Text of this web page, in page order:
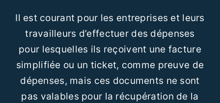
Il est courant pour les entreprises et leurs
travailleurs d’effectuer des dépenses
pour lesquelles ils reçoivent une facture
simplifiée ou un ticket, comme preuve de
dépenses, mais ces documents ne sont
pas valables pour la récupération de la